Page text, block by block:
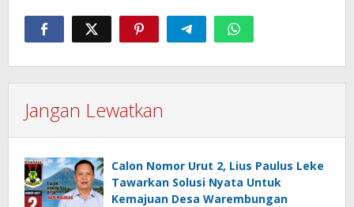
Jangan Lewatkan
Calon Nomor Urut 2, Lius Paulus Leke
Tawarkan Solusi Nyata Untuk
Kemajuan Desa Warembungan